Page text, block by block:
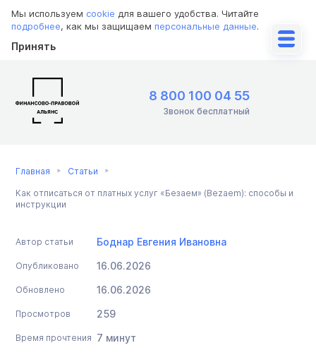
Мы используем cookie для вашего удобства. Читайте
подробнее, как мы защищаем персональные данные.
Принять
8 800 100 04 55
Звонок бесплатный
Главная Статьи
Как отписаться от платных услуг «Безаем» (Bezaem): способы и
инструкции
Автор статьи Боднар Евгения Ивановна
Опубликовано 16.06.2026
Обновлено 16.06.2026
Просмотров 259
Время прочтения 7 минут